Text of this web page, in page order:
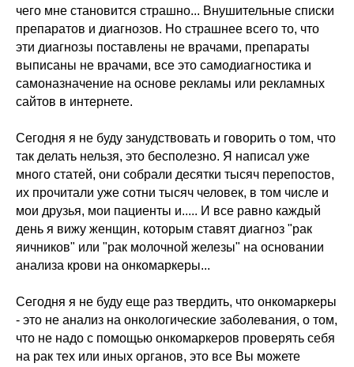
чего мне становится страшно... Внушительные списки
препаратов и диагнозов. Но страшнее всего то, что
эти диагнозы поставлены не врачами, препараты
выписаны не врачами, все это самодиагностика и
самоназначение на основе рекламы или рекламных
сайтов в интернете.
Сегодня я не буду занудствовать и говорить о том, что
так делать нельзя, это бесполезно. Я написал уже
много статей, они собрали десятки тысяч перепостов,
их прочитали уже сотни тысяч человек, в том числе и
мои друзья, мои пациенты и..... И все равно каждый
день я вижу женщин, которым ставят диагноз "рак
яичников" или "рак молочной железы" на основании
анализа крови на онкомаркеры...
Сегодня я не буду еще раз твердить, что онкомаркеры
- это не анализ на онкологические заболевания, о том,
что не надо с помощью онкомаркеров проверять себя
на рак тех или иных органов, это все Вы можете